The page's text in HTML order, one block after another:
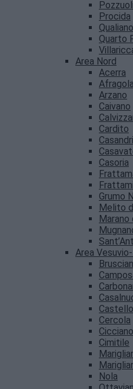
Pozzuoli
Procida
Qualiano
Quarto
Area Nord
Acerra
Afragola
Arzano
Caivano
Cardito
Casoria
Grumo
Melito
Marano
Area
Cercola
Cicciano
Cimitile
Nola